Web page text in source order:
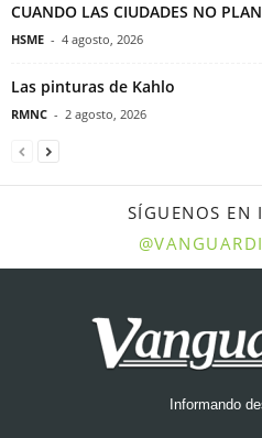
CUANDO LAS CIUDADES NO
HSME - 4 agosto, 2026
Las pinturas de Kahlo
RMNC - 2 agosto, 2026
SÍGUENOS EN
Informando